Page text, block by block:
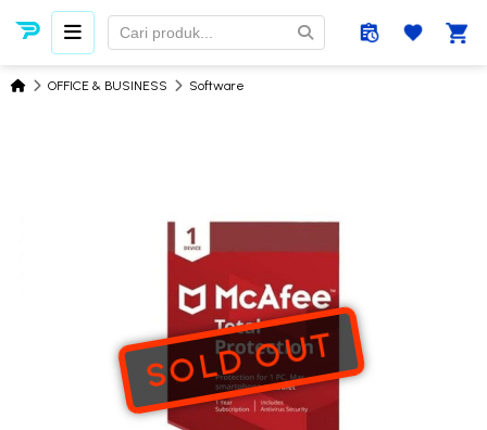
OFFICE & BUSINESS Software
SOLD OUT